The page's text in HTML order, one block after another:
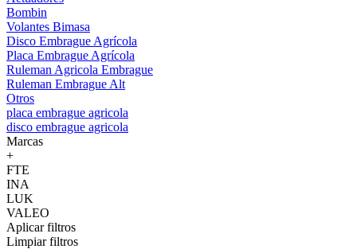
Bombin
Volantes Bimasa
Disco Embrague Agrícola
Placa Embrague Agrícola
Ruleman Agricola Embrague
Ruleman Embrague Alt
Otros
placa embrague agricola
disco embrague agricola
Marcas
+
FTE
INA
LUK
VALEO
Aplicar filtros
Limpiar filtros